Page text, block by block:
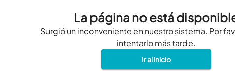
La página no está
Surgió un inconveniente en nuestro sistema. Por
intentarlo más tarde.
Ir al inicio